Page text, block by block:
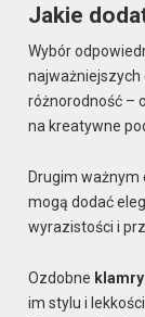
Jakie
Wybór
najważniejszych
różnorodność –
na kreatywne
Drugim
mogą dodać
wyrazistości i
Ozdobne klamry
im stylu i